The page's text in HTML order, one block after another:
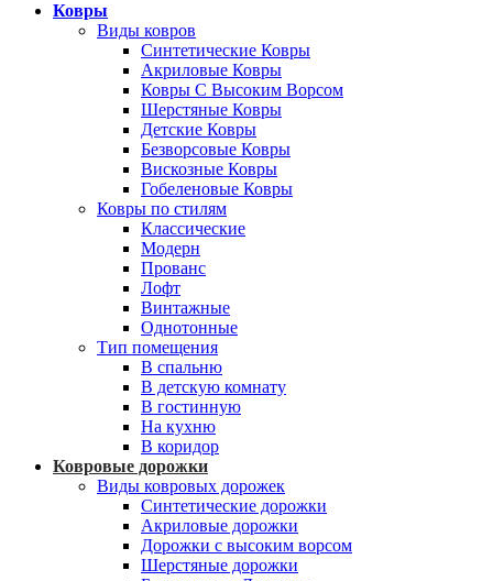
Ковры
Виды ковров
Синтетические Ковры
Акриловые Ковры
Ковры С Высоким Ворсом
Шерстяные Ковры
Детские Ковры
Безворсовые Ковры
Вискозные Ковры
Гобеленовые Ковры
Ковры по стилям
Классические
Модерн
Прованс
Лофт
Винтажные
Однотонные
Тип помещения
В спальню
В детскую комнату
В гостинную
На кухню
В коридор
Ковровые дорожки
Виды ковровых дорожек
Синтетические дорожки
Акриловые дорожки
Дорожки с высоким ворсом
Шерстяные дорожки